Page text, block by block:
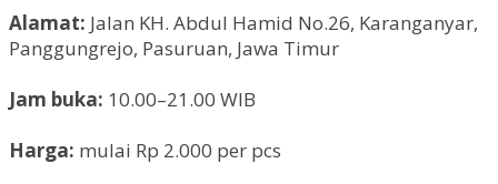
Alamat: Jalan KH. Abdul Hamid No.26, Karanganyar,
Panggungrejo, Pasuruan, Jawa Timur
Jam buka: 10.00–21.00 WIB
Harga: mulai Rp 2.000 per pcs